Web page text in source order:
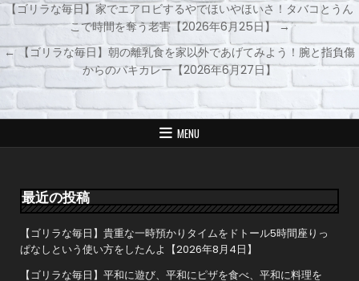
投
稿
ナ
ビ
ー
ョ
ン
【ゴリラな毎日】家でエアロビするやでほいやほいさ！タバコとうん
こで時間を奪う老害【2026年6月25日】 →
← 【ゴリラな毎日】朝の離乳食を家以外であげてみよう！腕と指負傷
からのパキカレー【2026年6月27日】
MENU
最近の投稿
【ゴリラな毎日】貴重な一時預かりタイムをドトール5時間座りっ
ぱなしという使い方をしたんよ【2026年8月4日】
【ゴリラな毎日】平和に遊び、平和にピザを食べ、平和に料理を